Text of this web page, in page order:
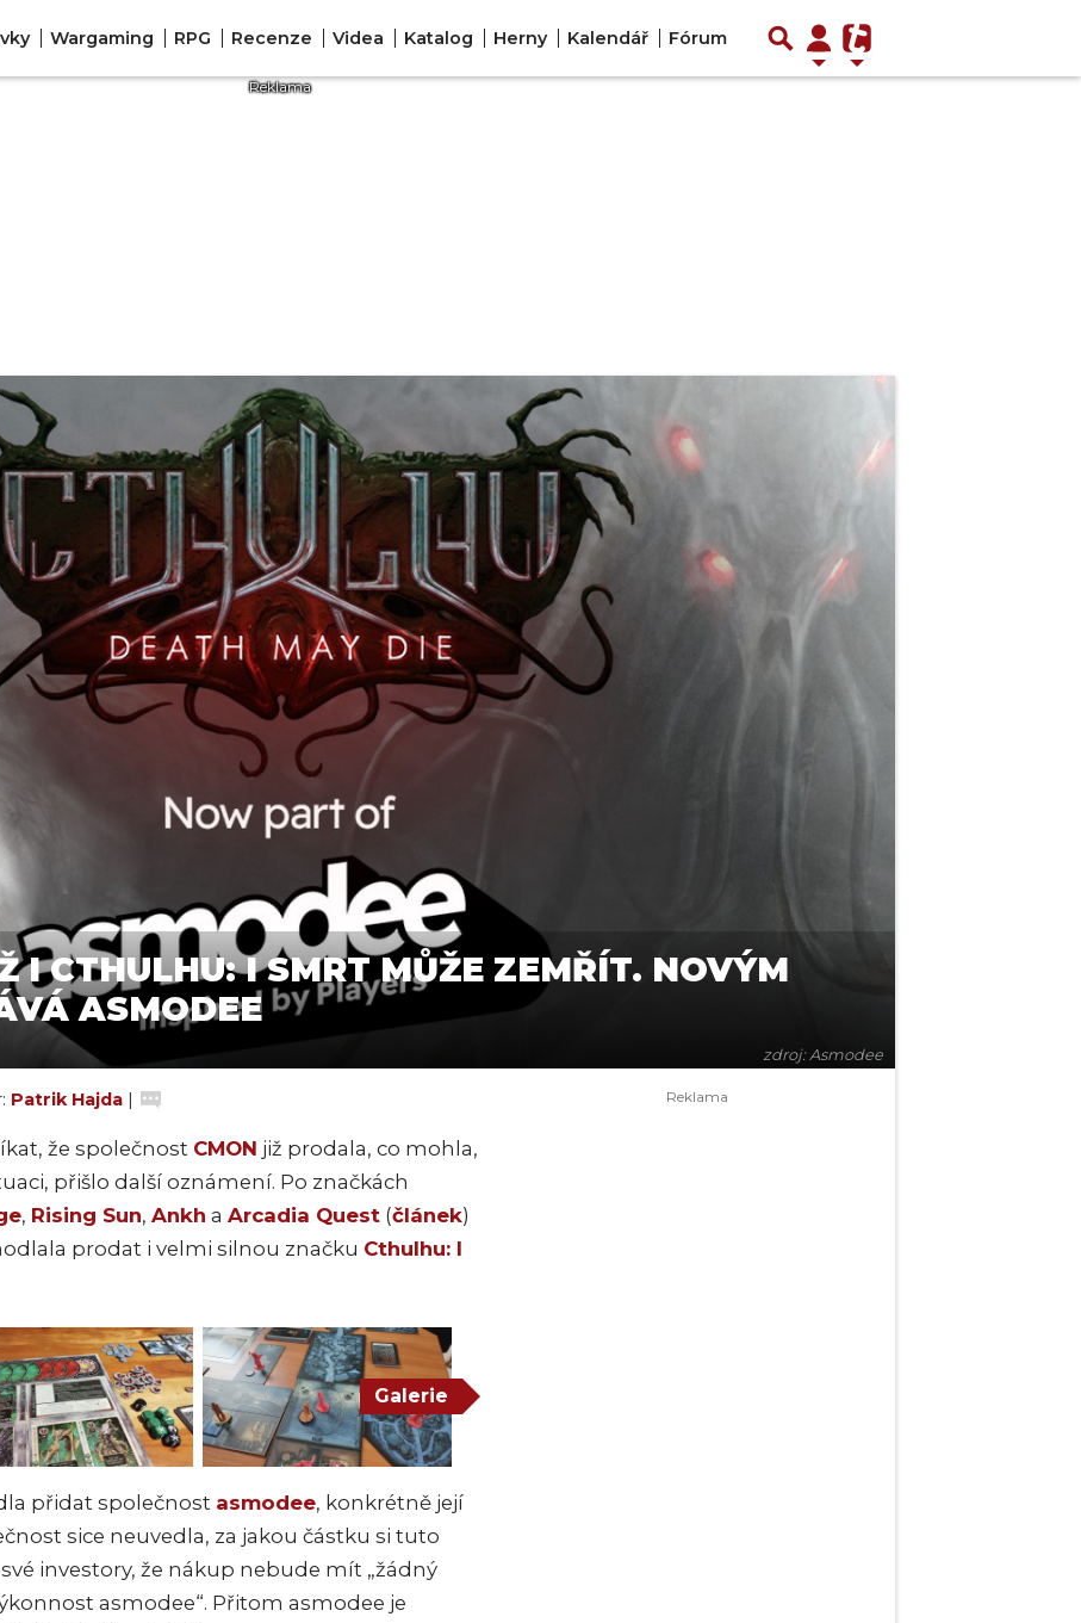
Wargaming RPG Recenze Videa Katalog Herny Kalendář Fórum
zdroj: Asmodee
I CTHULHU: I SMRT MŮŽE ZEMŘÍT. NOVÝM
ASMODEE
Patrik Hajda |
že společnost CMON již prodala, co mohla,
přišlo další oznámení. Po značkách
, Rising Sun, Ankh a Arcadia Quest (článek)
prodat i velmi silnou značku Cthulhu: I
Galerie
přidat společnost asmodee, konkrétně její
sice neuvedla, za jakou částku si tuto
investory, že nákup nebude mít „žádný
asmodee“. Přitom asmodee je